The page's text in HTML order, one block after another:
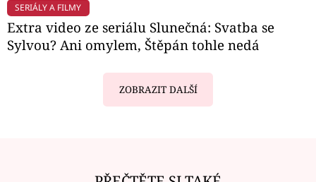
SERIÁLY A FILMY
Extra video ze seriálu Slunečná: Svatba se
Sylvou? Ani omylem, Štěpán tohle nedá
ZOBRAZIT DALŠÍ